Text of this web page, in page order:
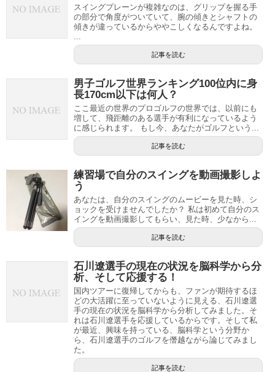
スイングプレーンが複雑なのは、グリップを握る手
の部分で角度がついていて、腕の傾きとシャフトの
傾きが違っているからややこしくなるんですよね。
...
記事を読む
男子ゴルフ世界ランキング100位内に身
長170cm以下は何人？
ここ最近の世界のプロゴルフの世界では、以前にも
増して、飛距離のある選手が有利になっているよう
に感じられます。 もし今、あなたがゴルフという...
記事を読む
練習場で自分のスイングを動画撮影しよ
う
あなたは、自分のスイングのムービーを見た時、シ
ョックを受けませんでしたか？ 私は初めて自分のス
イングを動画撮影してもらい、見た時、少なから...
記事を読む
石川遼選手の現在の状況を脳科学から分
析、そして応援する！
国内ツアーに復帰してからも、ファンが期待するほ
どの大活躍に至っていないように見える、石川遼選
手の現在の状況を脳科学から分析してみました。そ
れは石川遼選手を応援しているからです。そして私
が最近、興味を持っている、脳科学という分野か
ら、石川遼選手のゴルフを僭越ながら論じてみまし
た。
記事を読む